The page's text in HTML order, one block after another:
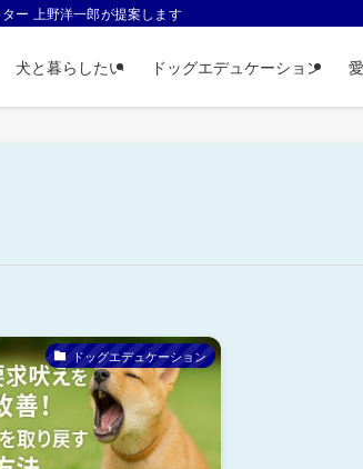
ー 上野洋一郎が提案します
犬と暮らしたい ドッグエデュケーション
ドッグエデュケーション